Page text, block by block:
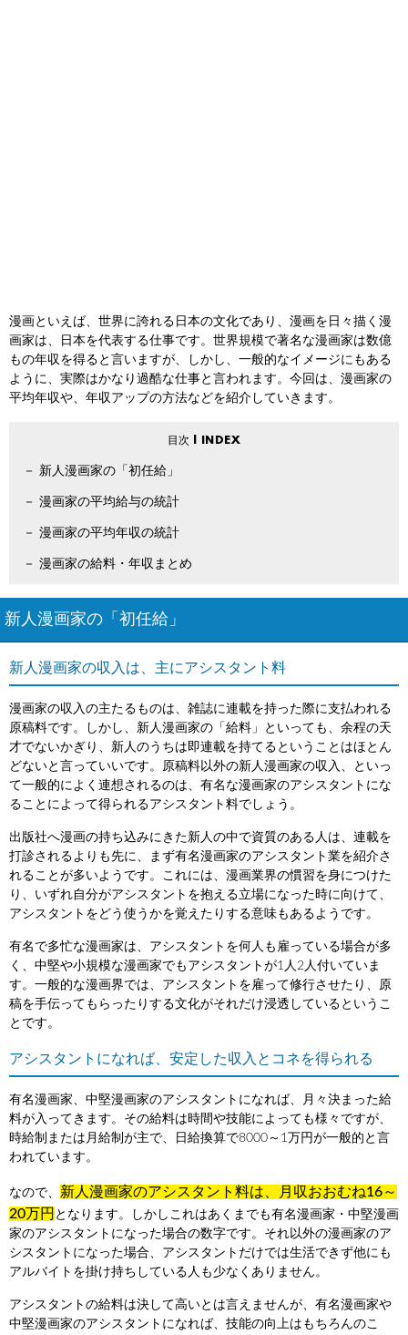
漫画といえば、世界に誇れる日本の文化であり、漫画を日々描く漫
画家は、日本を代表する仕事です。世界規模で著名な漫画家は数億
もの年収を得ると言いますが、しかし、一般的なイメージにもある
ように、実際はかなり過酷な仕事と言われます。今回は、漫画家の
平均年収や、年収アップの方法などを紹介していきます。
新人漫画家の「初任給」
漫画家の平均給与の統計
漫画家の平均年収の統計
漫画家の給料・年収まとめ
新人漫画家の「初任給」
新人漫画家の収入は、主にアシスタント料
漫画家の収入の主たるものは、雑誌に連載を持った際に支払われる
原稿料です。しかし、新人漫画家の「給料」といっても、余程の天
才でないかぎり、新人のうちは即連載を持てるということはほとん
どないと言っていいです。原稿料以外の新人漫画家の収入、といっ
て一般的によく連想されるのは、有名な漫画家のアシスタントにな
ることによって得られるアシスタント料でしょう。
出版社へ漫画の持ち込みにきた新人の中で資質のある人は、連載を
打診されるよりも先に、まず有名漫画家のアシスタント業を紹介さ
れることが多いようです。これには、漫画業界の慣習を身につけた
り、いずれ自分がアシスタントを抱える立場になった時に向けて、
アシスタントをどう使うかを覚えたりする意味もあるようです。
有名で多忙な漫画家は、アシスタントを何人も雇っている場合が多
く、中堅や小規模な漫画家でもアシスタントが1人2人付いていま
す。一般的な漫画界では、アシスタントを雇って修行させたり、原
稿を手伝ってもらったりする文化がそれだけ浸透しているというこ
とです。
アシスタントになれば、安定した収入とコネを得られる
有名漫画家、中堅漫画家のアシスタントになれば、月々決まった給
料が入ってきます。その給料は時間や技能によっても様々ですが、
時給制または月給制が主で、日給換算で8000～1万円が一般的と言
われています。
なので、 新人漫画家のアシスタント料は、月収おおむね16～
20万円 となります。しかしこれはあくまでも有名漫画家・中堅漫画
家のアシスタントになった場合の数字です。それ以外の漫画家のア
シスタントになった場合、アシスタントだけでは生活できず他にも
アルバイトを掛け持ちしている人も少なくありません。
アシスタントの給料は決して高いとは言えませんが、有名漫画家や
中堅漫画家のアシスタントになれば、技能の向上はもちろんのこ